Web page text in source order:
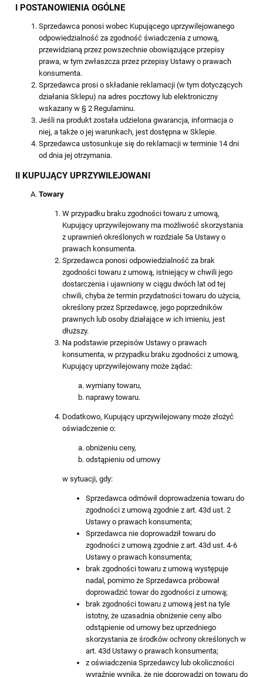
I POSTANOWIENIA OGÓLNE
Sprzedawca ponosi wobec Kupującego uprzywilejowanego
odpowiedzialność za zgodność świadczenia z umową,
przewidzianą przez powszechnie obowiązujące przepisy
prawa, w tym zwłaszcza przez przepisy Ustawy o prawach
konsumenta.
Sprzedawca prosi o składanie reklamacji (w tym dotyczących
działania Sklepu) na adres pocztowy lub elektroniczny
wskazany w § 2 Regulaminu.
Jeśli na produkt została udzielona gwarancja, informacja o
niej, a także o jej warunkach, jest dostępna w Sklepie.
Sprzedawca ustosunkuje się do reklamacji w terminie 14 dni
od dnia jej otrzymania.
II KUPUJĄCY UPRZYWILEJOWANI
Towary
W przypadku braku zgodności towaru z umową,
Kupujący uprzywilejowany ma możliwość skorzystania
z uprawnień określonych w rozdziale 5a Ustawy o
prawach konsumenta.
Sprzedawca ponosi odpowiedzialność za brak
zgodności towaru z umową, istniejący w chwili jego
dostarczenia i ujawniony w ciągu dwóch lat od tej
chwili, chyba że termin przydatności towaru do użycia,
określony przez Sprzedawcę, jego poprzedników
prawnych lub osoby działające w ich imieniu, jest
dłuższy.
Na podstawie przepisów Ustawy o prawach
konsumenta, w przypadku braku zgodności z umową,
Kupujący uprzywilejowany może żądać:
wymiany towaru,
naprawy towaru.
Dodatkowo, Kupujący uprzywilejowany może złożyć
oświadczenie o:
obniżeniu ceny,
odstąpieniu od umowy
w sytuacji, gdy:
Sprzedawca odmówił doprowadzenia towaru do
zgodności z umową zgodnie z art. 43d ust. 2
Ustawy o prawach konsumenta;
Sprzedawca nie doprowadził towaru do
zgodności z umową zgodnie z art. 43d ust. 4-6
Ustawy o prawach konsumenta;
brak zgodności towaru z umową występuje
nadal, pomimo że Sprzedawca próbował
doprowadzić towar do zgodności z umową;
brak zgodności towaru z umową jest na tyle
istotny, że uzasadnia obniżenie ceny albo
odstąpienie od umowy bez uprzedniego
skorzystania ze środków ochrony określonych w
art. 43d Ustawy o prawach konsumenta;
z oświadczenia Sprzedawcy lub okoliczności
wyraźnie wynika, że nie doprowadzi on towaru do